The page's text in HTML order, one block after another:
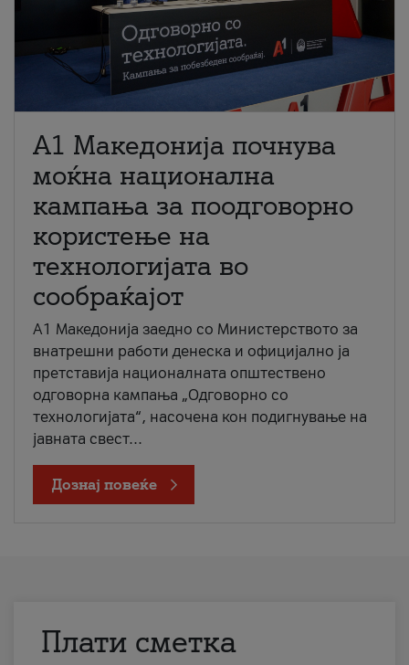
A1 Македонија почнува
моќна национална
кампања за поодговорно
користење на
технологијата во
сообраќајот
A1 Македонија заедно со Министерството за
внатрешни работи денеска и официјално ја
претставија националната општествено
одговорна кампања „Одговорно со
технологијата“, насочена кон подигнување на
јавната свест...
Дознај повеќе
Плати сметка